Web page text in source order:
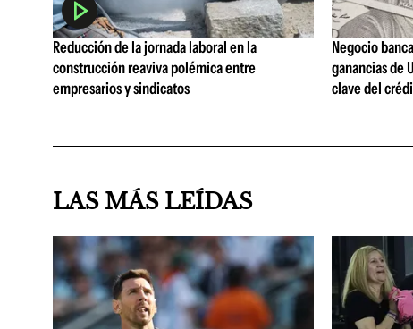
Reducción de la jornada laboral en la
construcción reaviva polémica entre
empresarios y sindicatos
Negocio
ganancias de
clave del
LAS MÁS LEÍDAS